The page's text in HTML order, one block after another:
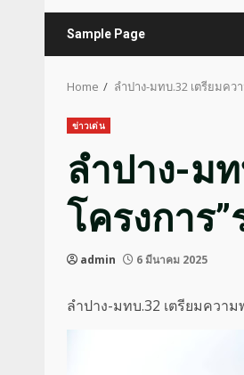
Sample Page
Home ลำปาง-มทบ.32 เตรียมคว
ข่าวเด่น
ลำปาง-ม
โครงการ
admin 6 มีนาคม 2025
ลำปาง-มทบ.32 เตรียมควา